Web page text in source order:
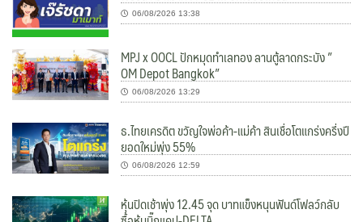
06/08/2026 13:38
MPJ x OOCL ปักหมุดทำเลทอง ลานตู้ลาดกระบัง ”
OM Depot Bangkok”
06/08/2026 13:29
ธ.ไทยเครดิต ขวัญใจพ่อค้า-แม่ค้า สินเชื่อโตแกร่งครึ่งปี
ยอดใหม่พุ่ง 55%
06/08/2026 12:59
หุ้นปิดเช้าพุ่ง 12.45 จุด บาทแข็งหนุนฟันด์โฟลว์กลับ